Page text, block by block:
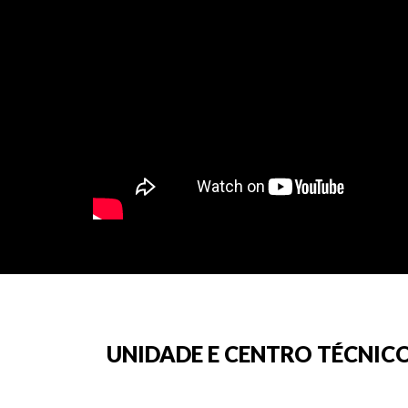
UNIDADE E CENTRO